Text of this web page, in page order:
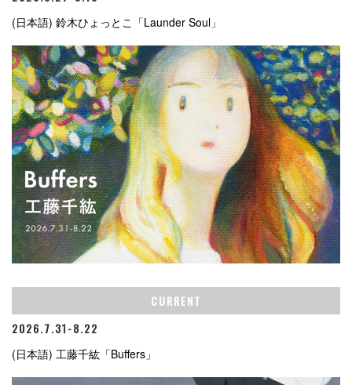
(日本語) 鈴木ひょっとこ「Launder Soul」
CURRENT
2026.7.31-8.22
(日本語) 工藤千紘「Buffers」